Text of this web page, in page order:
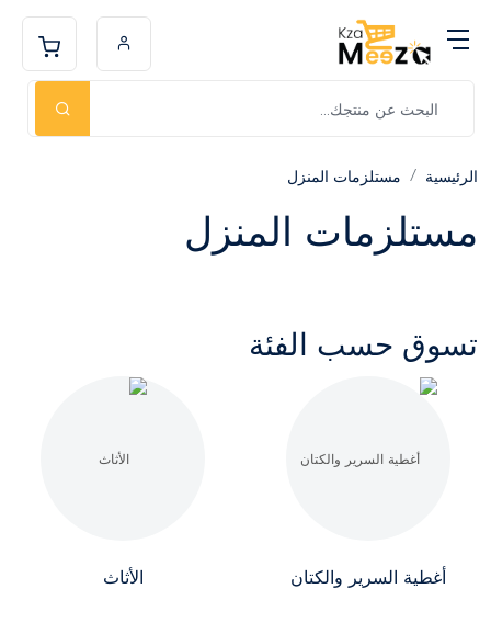
الرئيسية مستلزمات المنزل
مستلزمات المنزل
تسوق حسب الفئة
أغطية السرير والكتان الأثاث